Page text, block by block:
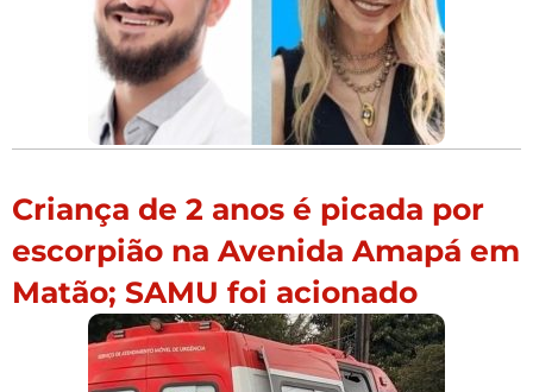
Criança de 2 anos é picada por
escorpião na Avenida Amapá em
Matão; SAMU foi acionado